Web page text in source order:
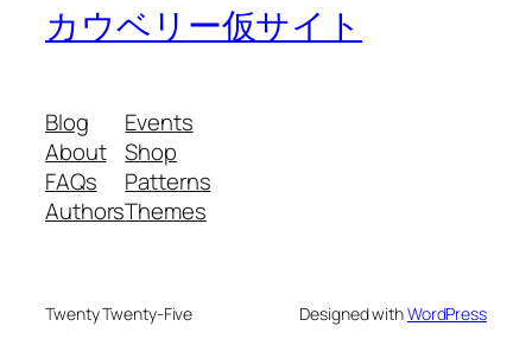
カウベリー仮サイト
Blog
About
FAQs
Authors
Events
Shop
Patterns
Themes
Twenty Twenty-Five Designed withWordPress